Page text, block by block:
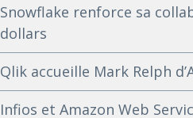
Snowflake renforce sa
dollars
Qlik accueille Mark Relph
Infios et Amazon Web